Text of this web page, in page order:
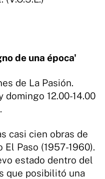
de una época'
de La Pasión.
domingo 12.00-14.00
casi cien obras de
Paso (1957-1960).
estado dentro del
que posibilitó una